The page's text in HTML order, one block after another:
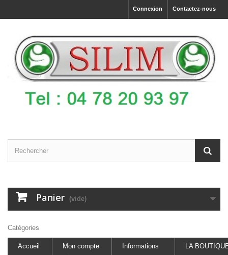
Contactez-nous
Connexion
Panier (vide)
Catégories
Accueil Mon compte Informations LA